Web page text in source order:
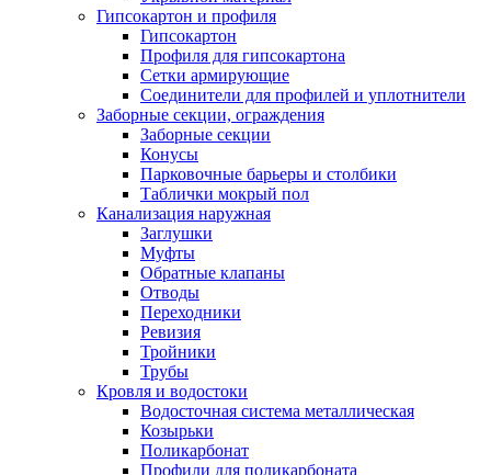
Гипсокартон и профиля
Гипсокартон
Профиля для гипсокартона
Сетки армирующие
Соединители для профилей и уплотнители
Заборные секции, ограждения
Заборные секции
Конусы
Парковочные барьеры и столбики
Таблички мокрый пол
Канализация наружная
Заглушки
Муфты
Обратные клапаны
Отводы
Переходники
Ревизия
Тройники
Трубы
Кровля и водостоки
Водосточная система металлическая
Козырьки
Поликарбонат
Профили для поликарбоната